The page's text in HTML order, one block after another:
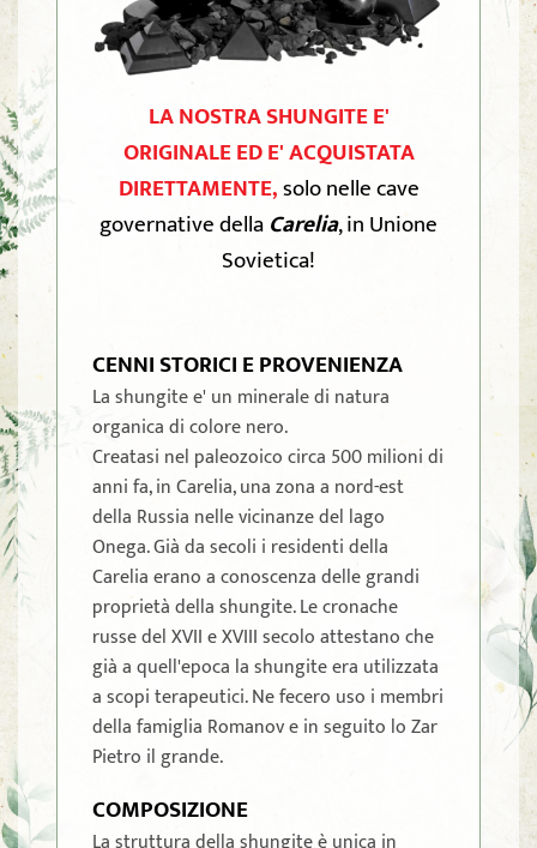
LA NOSTRA SHUNGITE E'
ORIGINALE ED E' ACQUISTATA
DIRETTAMENTE,solo nelle cave
governative dellaCarelia, in Unione
Sovietica!
CENNI STORICI E PROVENIENZA
La shungite e' un minerale di natura
organica di colore nero.
Creatasi nel paleozoico circa 500 milioni di
anni fa, in Carelia, una zona a nord-est
della Russia nelle vicinanze del lago
Onega. Già da secoli i residenti della
Carelia erano a conoscenza delle grandi
proprietà della shungite. Le cronache
russe del XVII e XVIII secolo attestano che
già a quell'epoca la shungite era utilizzata
a scopi terapeutici. Ne fecero uso i membri
della famiglia Romanov e in seguito lo Zar
Pietro il grande.
COMPOSIZIONE